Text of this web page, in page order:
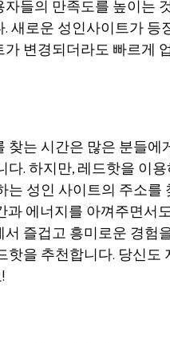
들의 만족도를 높이는
새로운 성인사이트가 등
변경되더라도 빠르게
찾는 시간은 많은 분들에
다. 하지만, 레드핫을 이
는 성인 사이트의 주소를
과 에너지를 아껴주면서
즐겁고 흥미로운 경험
핫을 추천합니다. 당신도